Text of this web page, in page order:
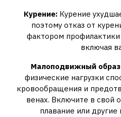
Курение: Курение
поэтому отказ от
фактором профилактики
включая
Малоподвижный
физические нагрузки
кровообращения и
венах. Включите в свой
плавание или